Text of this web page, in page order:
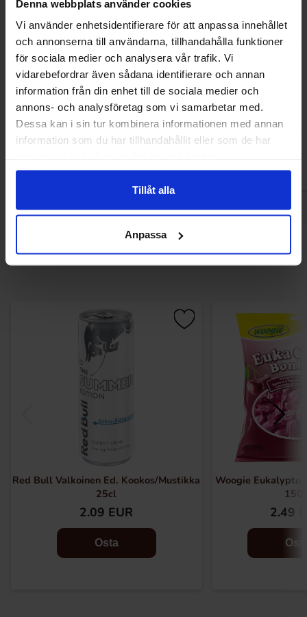
Denna webbplats använder cookies
Vi använder enhetsidentifierare för att anpassa innehållet
och annonserna till användarna, tillhandahålla funktioner
för sociala medier och analysera vår trafik. Vi
vidarebefordrar även sådana identifierare och annan
information från din enhet till de sociala medier och
annons- och analysföretag som vi samarbetar med.
Dessa kan i sin tur kombinera informationen med annan
information som du har tillhandahållit eller som de har
Tillåt alla
Anpassa
Cokoc Gummies Spicy & Sour 100g
2.69 EUR
Osta
Cokoc Double
Gummies
Muutkin ostivat
Red Bull Valkoinen Ed. Kookos/Mustikka
25cl
2.09 EUR
Osta
Woogie
2.49